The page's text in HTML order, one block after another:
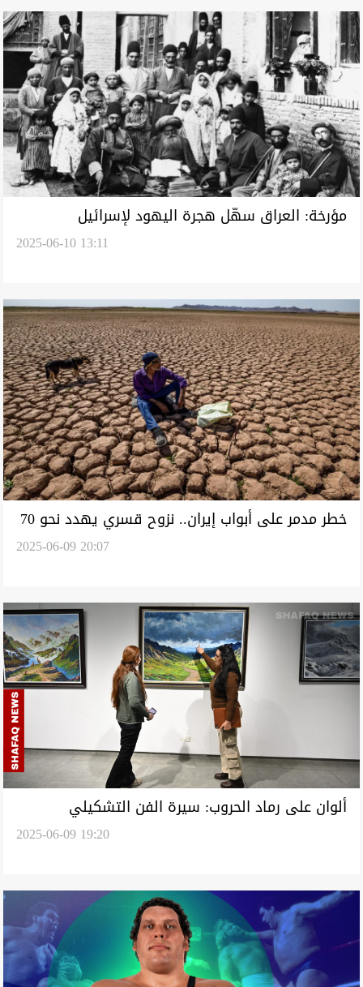
مؤرخة: العراق سهّل هجرة اليهود لإسرائيل
واستهدف الأثرياء وترك ميليشيا صهيونية2025-06-10 13:11
خطر مدمر على أبواب إيران.. نزوح قسري يهدد نحو 70
2025-06-09 20:07
ألوان على رماد الحروب: سيرة الفن التشكيلي
2025-06-09 19:20